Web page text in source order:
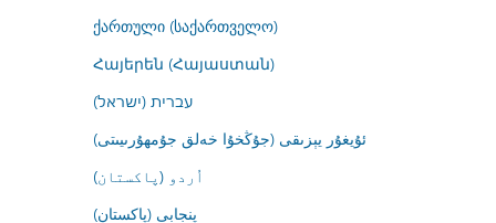
ქართული (საქართველო)
Հայերեն (Հայաստան)
עברית (ישראל)
ئۇيغۇر يېزىقى (جۇڭخۇا خەلق جۇمھۇرىيىتى)
اُردو (پاکستان)
پنجابی (پاکستان)